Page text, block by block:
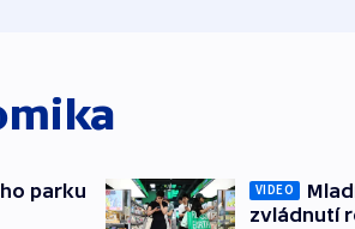
parku
VIDEO
zvládnutí